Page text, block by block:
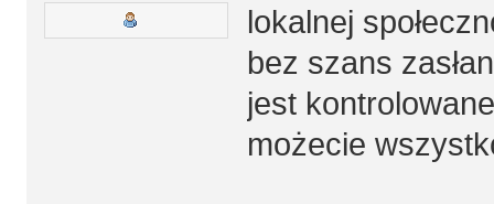
lokalnej
bez szans
jest
możecie